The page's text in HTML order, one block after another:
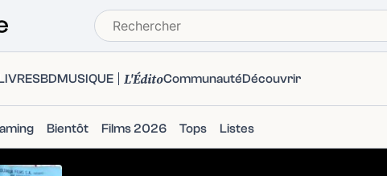
BDMUSIQUE L'ÉditoCommunautéDécouvrir
Bientôt Films 2026 Tops Listes